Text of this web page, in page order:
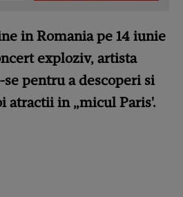
in Romania pe 14 iunie
exploziv, artista
pentru a descoperi si
atractii in „micul Paris'.